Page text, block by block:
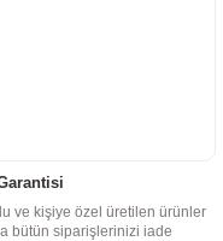
ve kişiye özel üretilen ürünler
bütün siparişlerinizi iade